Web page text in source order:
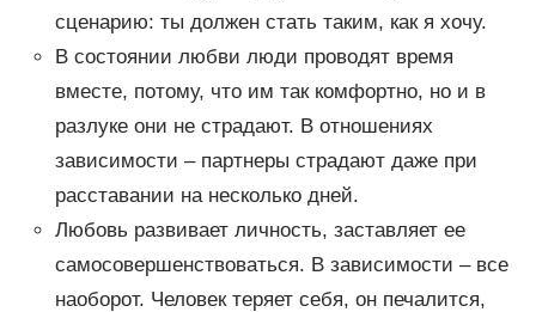
сценарию: ты должен стать таким, как я хочу.
В состоянии любви люди проводят время
вместе, потому, что им так комфортно, но и в
разлуке они не страдают. В отношениях
зависимости – партнеры страдают даже при
расставании на несколько дней.
Любовь развивает личность, заставляет ее
самосовершенствоваться. В зависимости – все
наоборот. Человек теряет себя, он печалится,